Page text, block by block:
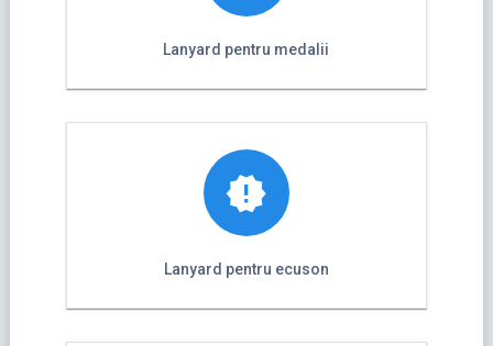
Lanyard pentru medalii
Lanyard pentru ecuson